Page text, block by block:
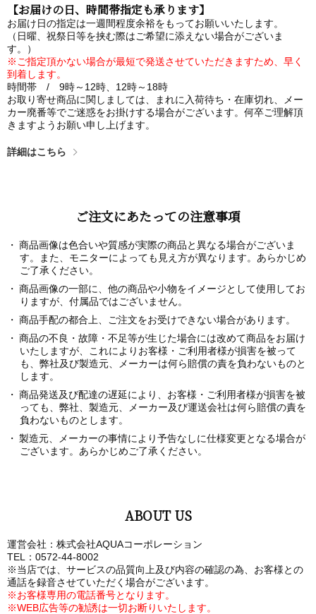
【お届けの日、時間帯指定も承ります】
お届け日の指定は一週間程度余裕をもってお願いいたします。
（日曜、祝祭日等を挟む際はご希望に添えない場合がございま
す。）
※ご指定頂かない場合が最短で発送させていただきますため、早く
到着します。
時間帯 / 9時～12時、12時～18時
お取り寄せ商品に関しましては、まれに入荷待ち・在庫切れ、メー
カー廃番等でご迷惑をお掛けする場合がございます。何卒ご理解頂
きますようお願い申し上げます。
詳細はこちら
ご注文にあたっての注意事項
商品画像は色合いや質感が実際の商品と異なる場合がございま
す。また、モニターによっても見え方が異なります。あらかじめ
ご了承ください。
商品画像の一部に、他の商品や小物をイメージとして使用してお
りますが、付属品ではございません。
商品手配の都合上、ご注文をお受けできない場合があります。
商品の不良・故障・不足等が生じた場合には改めて商品をお届け
いたしますが、これによりお客様・ご利用者様が損害を被って
も、弊社及び製造元、メーカーは何ら賠償の責を負わないものと
します。
商品発送及び配達の遅延により、お客様・ご利用者様が損害を被
っても、弊社、製造元、メーカー及び運送会社は何ら賠償の責を
負わないものとします。
製造元、メーカーの事情により予告なしに仕様変更となる場合が
ございます。あらかじめご了承ください。
ABOUT US
運営会社：株式会社AQUAコーポレーション
TEL：0572-44-8002
※当店では、サービスの品質向上及び内容の確認の為、お客様との
通話を録音させていただく場合がございます。
※お客様専用の電話番号となります。
※WEB広告等の勧誘は一切お断りいたします。